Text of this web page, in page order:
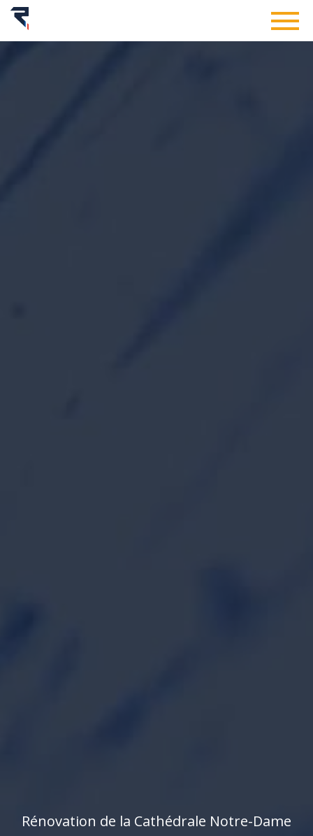
Rénovation de la Cathédrale Notre-Dame